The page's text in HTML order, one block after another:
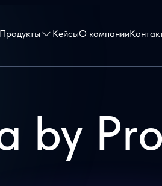
Продукты КейсыО компании
by